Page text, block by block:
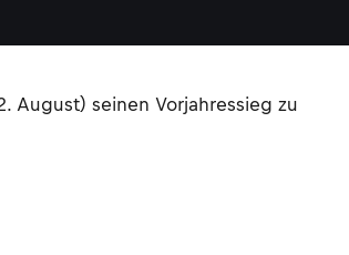
August) seinen Vorjahressieg zu